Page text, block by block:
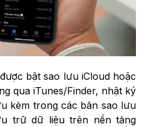
bật sao lưu iCloud hoặc
qua iTunes/Finder, nhật ký
kèm trong các bản sao lưu
trữ dữ liệu trên nền tảng